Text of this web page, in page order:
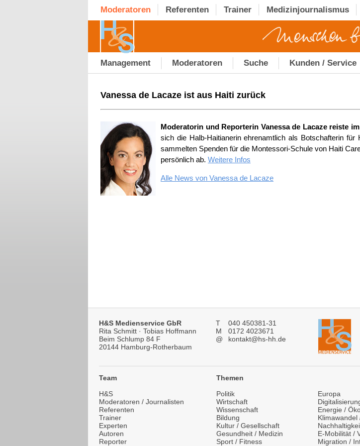
Moderatoren Referenten Trainer Medizinjournalismus
Management Moderatoren Suche Kunden / Service
Vanessa de Lacaze ist aus Haiti zurück
Moderatorin und Reporterin Vanessa de Lacaze reiste
sich die Halb-Haitianerin ehrenamtlich als Botschafterin
sammelten Spenden für die Montessori-Schule von Haiti
persönlich ab. Weitere Infos
Alle News von Vanessa de Lacaze
H&S Medienservice GbR
Rita Schmitt · Tobias Hoffmann
Beim Schlump 84 F
20144 Hamburg-Rotherbaum
T
040 450381-31
M
0172 4023671
@
kontakt@hs-hh.de
Team
H&S
Moderatoren / Journalisten
Referenten
Trainer
Experten
Autoren
Reporter
Themen
Politik
Wirtschaft
Wissenschaft
Bildung
Kultur / Gesellschaft
Gesundheit / Medizin
Sport / Fitness
Europa
Energie /
Klimawandel
E-Mobilität /
Migration /